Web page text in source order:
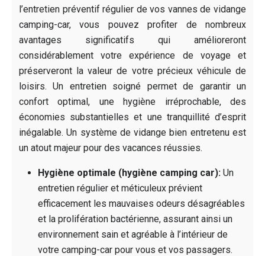
l’entretien préventif régulier de vos vannes de vidange
camping-car, vous pouvez profiter de nombreux
avantages significatifs qui amélioreront
considérablement votre expérience de voyage et
préserveront la valeur de votre précieux véhicule de
loisirs. Un entretien soigné permet de garantir un
confort optimal, une hygiène irréprochable, des
économies substantielles et une tranquillité d’esprit
inégalable. Un système de vidange bien entretenu est
un atout majeur pour des vacances réussies.
Hygiène optimale (hygiène camping car): Un
entretien régulier et méticuleux prévient
efficacement les mauvaises odeurs désagréables
et la prolifération bactérienne, assurant ainsi un
environnement sain et agréable à l’intérieur de
votre camping-car pour vous et vos passagers.